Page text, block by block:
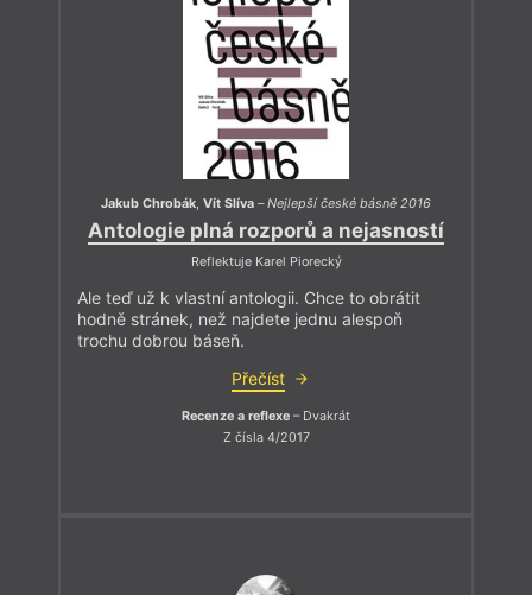
Jakub Chrobák, Vít Slíva –Nejlepší české básně 2016
Antologie plná rozporů a nejasností
Reflektuje Karel Piorecký
Ale teď už k vlastní antologii. Chce to obrátit
hodně stránek, než najdete jednu alespoň
trochu dobrou báseň.
Přečíst
Recenze a reflexe – Dvakrát
Z čísla 4/2017